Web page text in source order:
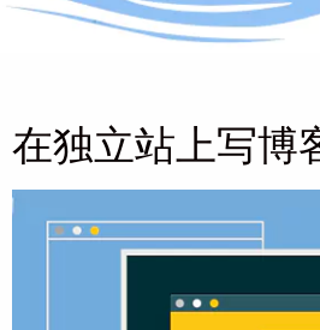
在独立站上写博